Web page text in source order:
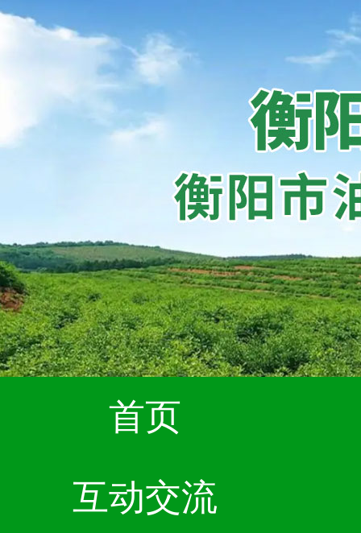
首页
互动交流